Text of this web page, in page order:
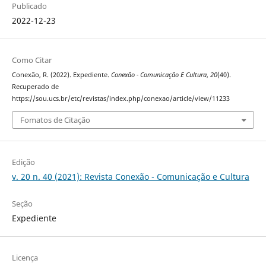
Publicado
2022-12-23
Como Citar
Conexão, R. (2022). Expediente. Conexão - Comunicação E Cultura, 20(40).
Recuperado de
https://sou.ucs.br/etc/revistas/index.php/conexao/article/view/11233
Fomatos de Citação
Edição
v. 20 n. 40 (2021): Revista Conexão - Comunicação e Cultura
Seção
Expediente
Licença